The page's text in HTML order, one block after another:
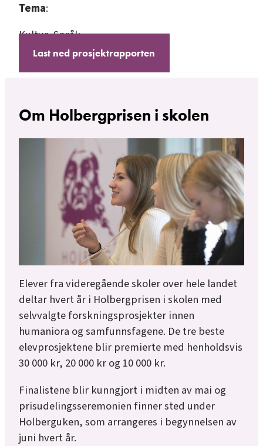
Tema:
Kultur, Språk
Last ned prosjektrapporten
Om Holbergprisen i skolen
Elever fra videregående skoler over hele landet
deltar hvert år i Holbergprisen i skolen med
selvvalgte forskningsprosjekter innen
humaniora og samfunnsfagene. De tre beste
elevprosjektene blir premierte med henholdsvis
30 000 kr, 20 000 kr og 10 000 kr.
Finalistene blir kunngjort i midten av mai og
prisudelingsseremonien finner sted under
Holberguken, som arrangeres i begynnelsen av
juni hvert år.